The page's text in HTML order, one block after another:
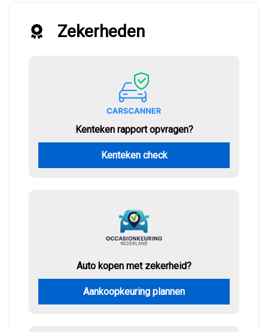
Zekerheden
Kenteken rapport opvragen?
Kenteken check
Auto kopen met zekerheid?
Aankoopkeuring plannen